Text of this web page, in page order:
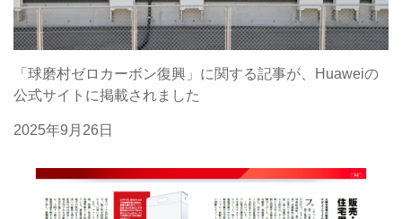
「球磨村ゼロカーボン復興」に関する記事が、Huaweiの
公式サイトに掲載されました
2025年9月26日